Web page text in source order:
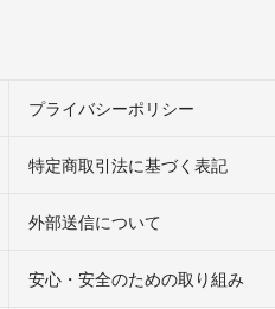
プライバシーポリシー
特定商取引法に基づく表記
外部送信について
安心・安全のための取り組み